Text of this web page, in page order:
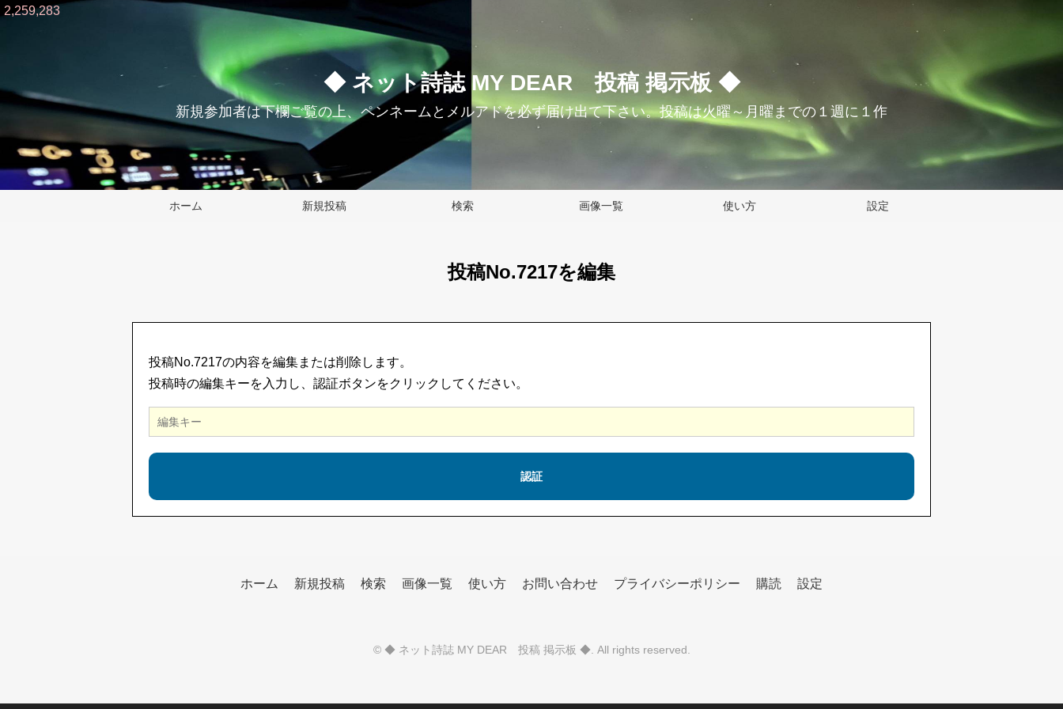
◆ ネット詩誌 MY DEAR 投稿 掲示板 ◆
新規参加者は下欄ご覧の上、ペンネームとメルアドを必ず届け出て下さい。投稿は火曜～月曜までの１週に１作
ホーム 新規投稿 検索 画像一覧 使い方 設定
2,259,283
投稿No.7217を編集
投稿No.7217の内容を編集または削除します。
投稿時の編集キーを入力し、認証ボタンをクリックしてください。
ホーム 新規投稿 検索 画像一覧 使い方 お問い合わせ プライバシーポリシー 購読 設定
© ◆ ネット詩誌 MY DEAR 投稿 掲示板 ◆ . All rights reserved.